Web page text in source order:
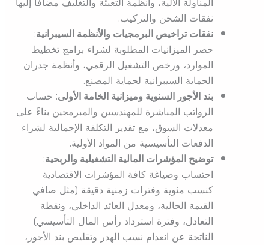
نفقات الشحن والتركيب.
نفقات تراخيص البرمجيات والأنظمة السيبرانية:
حصر الميزانيات المطلوبة لشراء برامج تخطيط
الموارد، ورخص التشغيل الرقمي، وأنظمة جدران
الحماية السيبرانية لحماية المصنع.
بند الأجور السنوية وميزانية الخامة الأولى: حساب
الرواتب المباشرة للمهندسين والمبرمجين بناءً على
معدلات السوق، مع تقدير التكلفة الإجمالية لشراء
الدفعات التأسيسية من المواد الأولية.
توضيح المؤشرات المالية التشغيلية والربحية:
احتساب وصياغة كافة المؤشرات الاقتصادية
كنسب مئوية وفترات زمنية دقيقة (مثل صافي
القيمة الحالية، ومعدل العائد الداخلي، ونقطة
التعادل، وفترة استرداد رأس المال التأسيسي)
الناتجة عن انعدام نسب الهدر وتقليص بند الأجور،